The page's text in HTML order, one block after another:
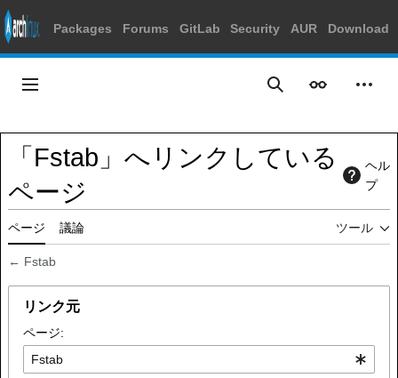
Packages Forums GitLab Security AUR Download
キ
ッ
プ
メインメニュー 検索 表示 個人
「Fstab」へリンクしている
ページ
ヘル
プ
ページ 議論 ツール
← Fstab
リンク元
ページ: